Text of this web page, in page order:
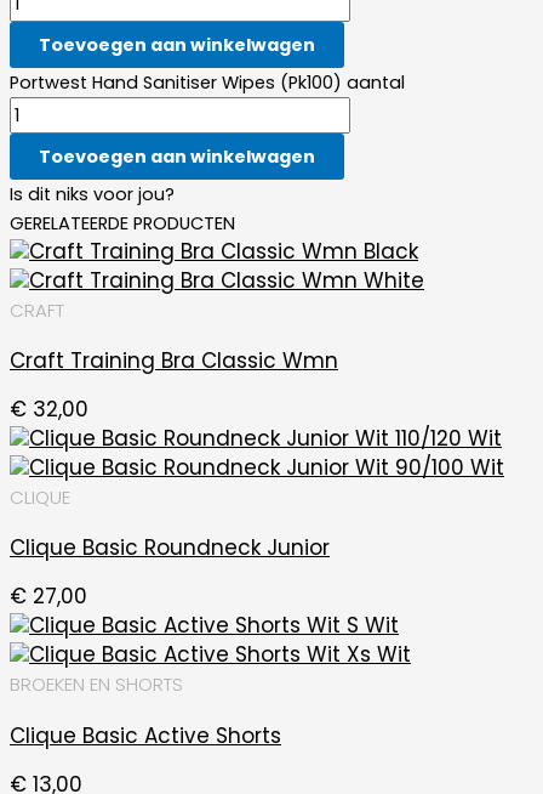
Toevoegen aan winkelwagen
Portwest Hand Sanitiser Wipes (Pk100) aantal
Toevoegen aan winkelwagen
Is dit niks voor jou?
GERELATEERDE PRODUCTEN
CRAFT
Craft Training Bra Classic Wmn
€ 32,00
CLIQUE
Clique Basic Roundneck Junior
€ 27,00
BROEKEN EN SHORTS
Clique Basic Active Shorts
€ 13,00